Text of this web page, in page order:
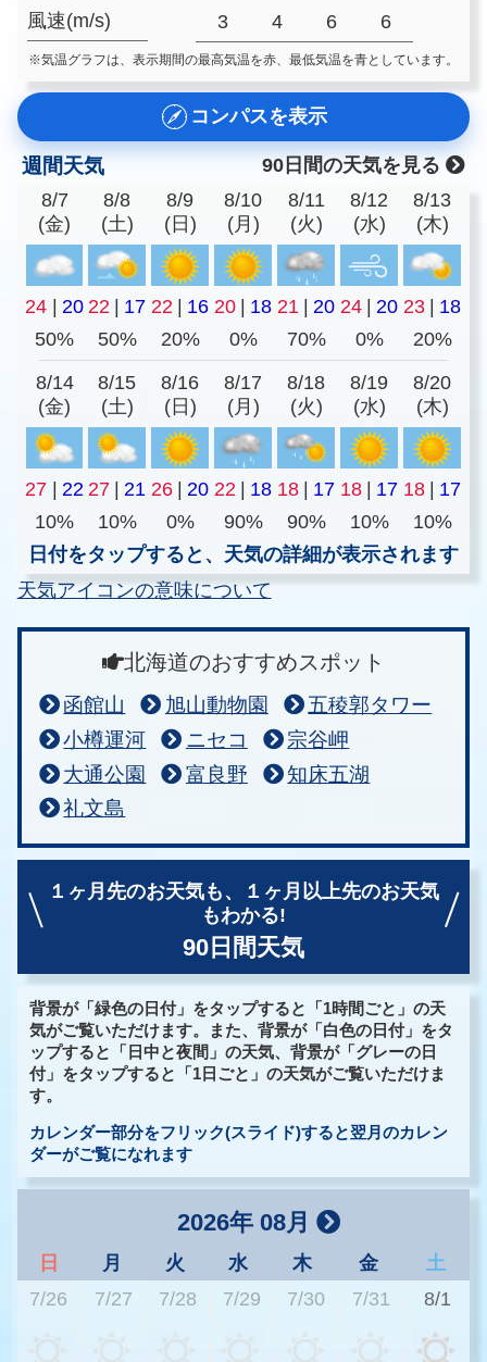
風速(m/s) 3 4 6 6
※気温グラフは、表示期間の最高気温を赤、最低気温を青としています。
コンパスを表示
週間天気
90日間の天気を見る
8/7
(金)
8/8
(土)
8/9
(日)
8/10
(月)
8/11
(火)
8/12
(水)
8/13
(木)
24 | 20 22 | 17 22 | 16 20 | 18 21 | 20 24 | 20 23 | 18
50%
50% 20% 0% 70% 0% 20%
8/14
(金)
8/15
(土)
8/16
(日)
8/17
(月)
8/18
(火)
8/19
(水)
8/20
(木)
27 | 22 27 | 21 26 | 20 22 | 18 18 | 17 18 | 17 18 | 17
10%
10% 0% 90% 90% 10%
10%
日付をタップすると、天気の詳細が表示されます
天気アイコンの意味について
北海道のおすすめスポット
函館山 旭山動物園
五稜郭タワー
小樽運河
ニセコ
宗谷岬
大通公園
富良野
知床五湖
礼文島
１ヶ月先のお天気も、
１ヶ月以上先のお天気
もわかる!
90日間天気
背景が「緑色の日付」をタップすると「1時間ごと」の天
気がご覧いただけます。また、背景が「白色の日付」をタ
ップすると「日中と夜間」の天気、背景が「グレーの日
付」をタップすると「1日ごと」の天気がご覧いただけま
す。
カレンダー部分をフリック(スライド)すると翌月のカレン
ダーがご覧になれます
2026年 08月
日 月 火 水 木 金
土
7/26
7/27 7/28 7/29 7/30 7/31 8/1